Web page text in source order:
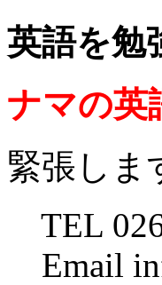
英語を勉
ナマの英
緊張しま
TEL
Email